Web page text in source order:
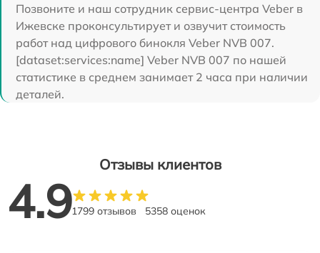
Позвоните и наш сотрудник сервис-центра Veber в
Ижевске проконсультирует и озвучит стоимость
работ над цифрового бинокля Veber NVB 007.
[dataset:services:name] Veber NVB 007 по нашей
статистике в среднем занимает 2 часа при наличии
деталей.
Отзывы клиентов
4.91799 отзывов 5358 оценок